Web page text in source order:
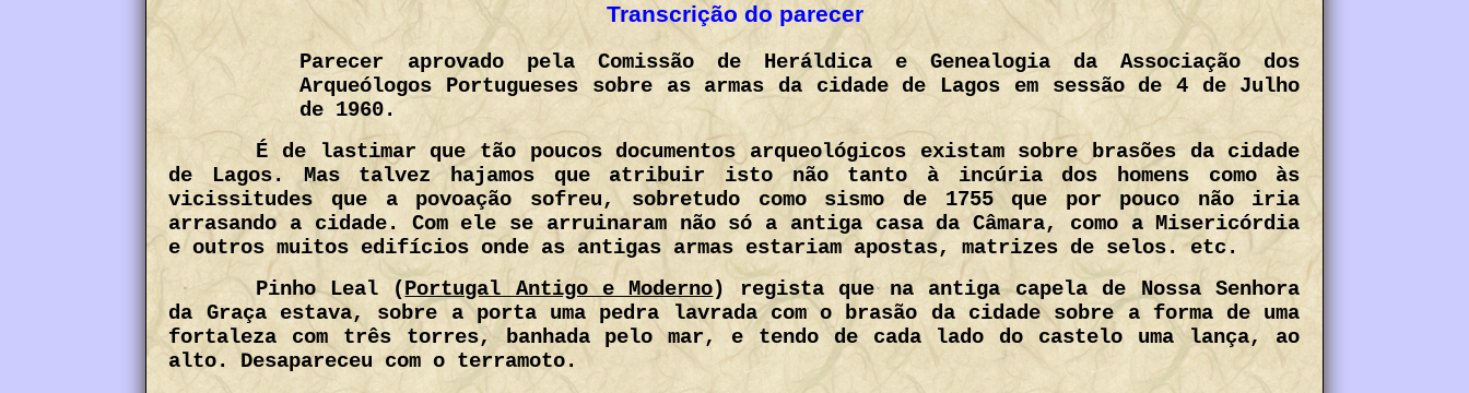
Transcrição do parecer
Parecer aprovado pela Comissão de Heráldica e Genealogia da Associação dos
Arqueólogos Portugueses sobre as armas da cidade de Lagos em sessão de 4 de Julho
de 1960.
É de lastimar que tão poucos documentos arqueológicos existam sobre brasões da cidade
de Lagos. Mas talvez hajamos que atribuir isto não tanto à incúria dos homens como às
vicissitudes que a povoação sofreu, sobretudo como sismo de 1755 que por pouco não iria
arrasando a cidade. Com ele se arruinaram não só a antiga casa da Câmara, como a Misericórdia
e outros muitos edifícios onde as antigas armas estariam apostas, matrizes de selos. etc.
Pinho Leal (Portugal Antigo e Moderno) regista que na antiga capela de Nossa Senhora
da Graça estava, sobre a porta uma pedra lavrada com o brasão da cidade sobre a forma de uma
fortaleza com três torres, banhada pelo mar, e tendo de cada lado do castelo uma lança, ao
alto. Desapareceu com o terramoto.